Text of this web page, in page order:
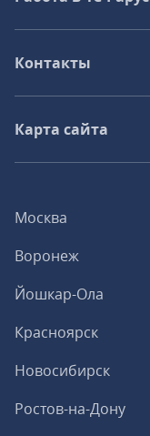
Москва
Воронеж
Йошкар-Ола
Красноярск
Новосибирск
Ростов-на-Дону
Контакты
Карта сайта